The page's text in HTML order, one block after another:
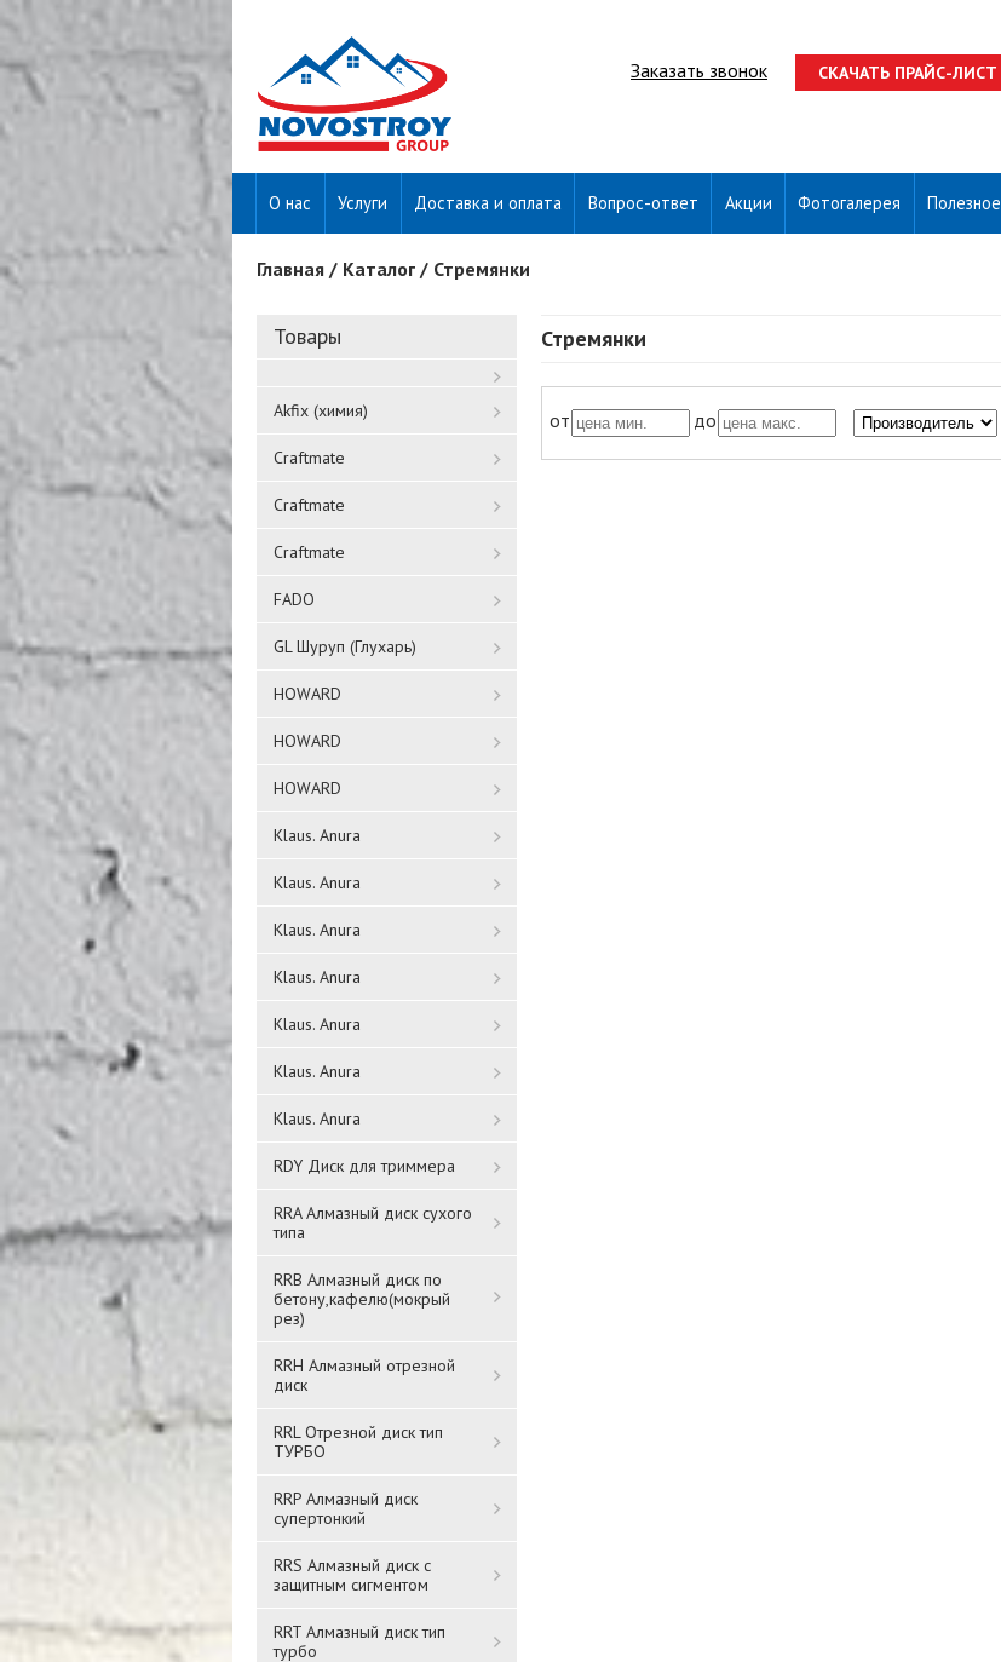
Заказать звонок СКАЧАТЬ ПРАЙС-ЛИСТ
О нас Услуги Доставка и оплата Вопрос-ответ Акции Фотогалерея Полезное
Вы здесь
Главная / Каталог / Стремянки
Товары
Akfix (химия)
Craftmate
Craftmate
Craftmate
FADO
GL Шуруп (Глухарь)
HOWARD
HOWARD
HOWARD
Klaus. Anura
Klaus. Anura
Klaus. Anura
Klaus. Anura
Klaus. Anura
Klaus. Anura
Klaus. Anura
RDY Диск для триммера
RRA Алмазный диск сухого
типа
RRB Алмазный диск по
бетону,кафелю(мокрый
рез)
RRH Алмазный отрезной
диск
RRL Отрезной диск тип
ТУРБО
RRP Алмазный диск
супертонкий
RRS Алмазный диск с
защитным сигментом
RRT Алмазный диск тип
турбо
Стремянки
от до